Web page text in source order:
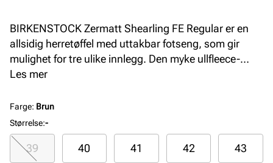
BIRKENSTOCK Zermatt Shearling FE Regular er en
allsidig herretøffel med uttakbar fotseng, som gir
mulighet for tre ulike innlegg. Den myke ullfleece-
overdelen og lammefellsdekksålen holder føttene
slitestyrke og komfort ved bruk. Farge: Mocca
Les mer
Farge: Brun
Størrelse:-
39 40 41 42 43